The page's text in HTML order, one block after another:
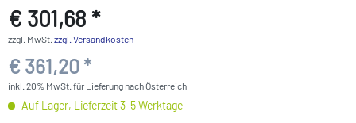
€ 301,68 *
zzgl. MwSt. zzgl. Versandkosten
€ 361,20 *
inkl. 20% MwSt. für Lieferung nach Österreich
Auf Lager, Lieferzeit 3-5 Werktage